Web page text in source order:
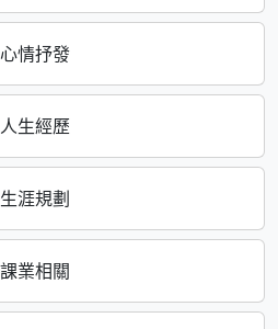
心情抒發
人生經歷
生涯規劃
課業相關